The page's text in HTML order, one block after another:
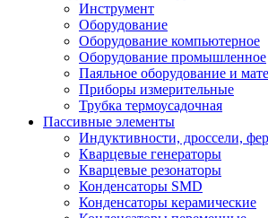
Инструмент
Оборудование
Оборудование компьютерное
Оборудование промышленное
Паяльное оборудование и
Приборы измерительные
Трубка термоусадочная
Пассивные элементы
Индуктивности, дроссели,
Кварцевые генераторы
Кварцевые резонаторы
Конденсаторы SMD
Конденсаторы керамические